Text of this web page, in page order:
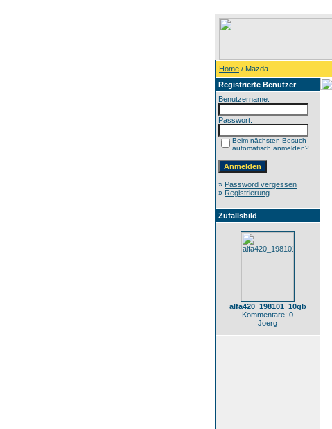
Home / Mazda
Registrierte Benutzer
Benutzername:
Passwort:
Beim nächsten Besuch
automatisch anmelden?
» Password vergessen
» Registrierung
Zufallsbild
alfa420_198101_10gb
Kommentare: 0
Joerg